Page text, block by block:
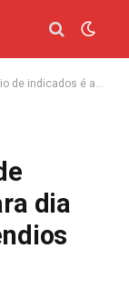
23 por causa dos incêndios em Los Angeles
dia